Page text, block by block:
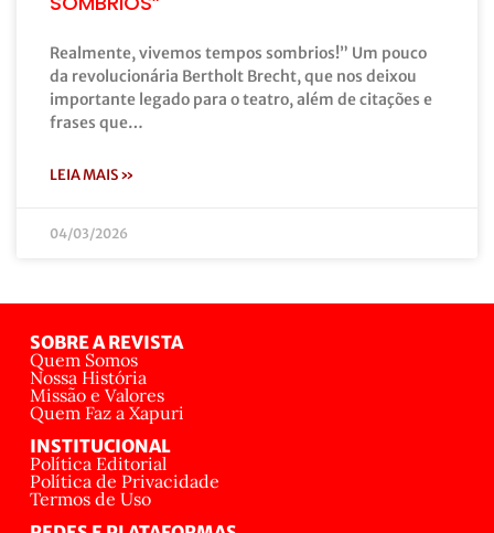
Realmente, vivemos tempos sombrios!” Um pouco
da revolucionária Bertholt Brecht, que nos deixou
importante legado para o teatro, além de citações e
frases que…
LEIA MAIS »
04/03/2026
SOBRE A REVISTA
Quem Somos
Nossa História
Missão e Valores
Quem Faz a Xapuri
INSTITUCIONAL
Política Editorial
Política de Privacidade
Termos de Uso